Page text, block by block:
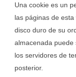
Una cookie es un
las páginas de
disco duro de su
almacenada puede
los servidores de
posterior.